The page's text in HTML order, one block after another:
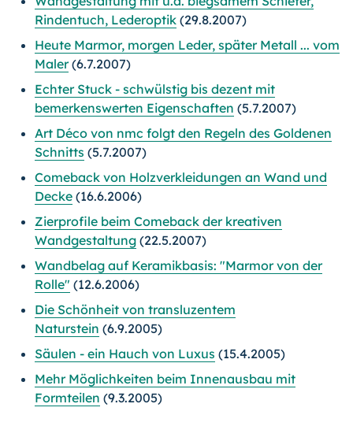
Rindentuch, Lederoptik (29.8.2007)
Heute Marmor, morgen Leder, später Metall ... vom
Maler(6.7.2007)
Echter Stuck - schwülstig bis dezent mit
bemerkenswerten Eigenschaften (5.7.2007)
Art Déco von nmc folgt den Regeln des Goldenen
Schnitts (5.7.2007)
Comeback von Holzverkleidungen an Wand und
Decke (16.6.2006)
Zierprofile beim Comeback der kreativen
Wandgestaltung (22.5.2007)
Wandbelag auf Keramikbasis: "Marmor von der
Rolle" (12.6.2006)
Die Schönheit von transluzentem
Naturstein (6.9.2005)
Säulen - ein Hauch von Luxus (15.4.2005)
Mehr Möglichkeiten beim Innenausbau mit
Formteilen (9.3.2005)